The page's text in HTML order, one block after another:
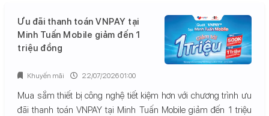
Ưu đãi thanh toán VNPAY tại
Minh Tuấn Mobile giảm đến 1
triệu đồng
Mua sắm thiết bị công nghệ tiết kiệm hơn với chương trình ưu
đãi thanh toán VNPAY tại Minh Tuấn Mobile giảm đến 1 triệu
Khuyến mãi 22/07/2026 01:00